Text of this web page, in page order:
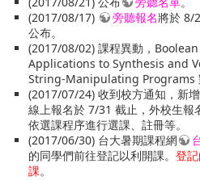
(2017/08/17)
旁聽報名將於 8/
公布。
(2017/08/02) 課程異動，
Applications to Synthesis and
String-Manipulating Programs
(2017/07/24) 收到校方通知，新
線上報名於 7/31 截止，外校生
依選課程序進行選課、註冊等。
(2017/06/30) 台大暑期課程網
的同學們前往登記以利開課。 登
課。